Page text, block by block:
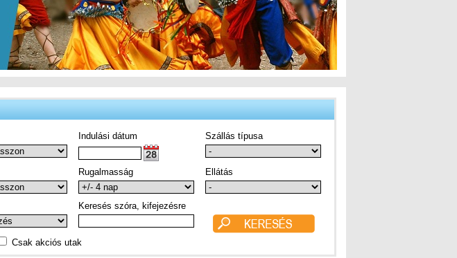
Indulási dátum Szállás típusa
Rugalmasság Ellátás
Keresés szóra, kifejezésre
Csak akciós utak